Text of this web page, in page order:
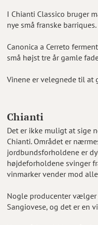
I Chianti Classico bruger
nye små franske barriques.
Canonica a Cerreto
små højst tre år gamle
Vinene er velegnede til at
Chianti
Det er ikke muligt at sige
Chianti. Området er
jordbundsforholdene er
højdeforholdene svinger
vinmarker vender mod
Nogle producenter vælger
Sangiovese, og det er en